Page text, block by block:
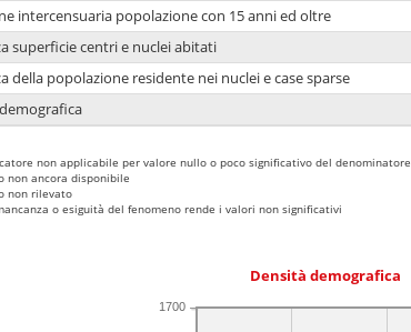
intercensuaria popolazione con 15 anni ed oltre
superficie centri e nuclei abitati
della popolazione residente nei nuclei e case sparse
non applicabile per valore nullo o poco significativo del denominatore
non ancora disponibile
non rilevato
o esiguità del fenomeno rende i valori non significativi
Densità demografica
1700